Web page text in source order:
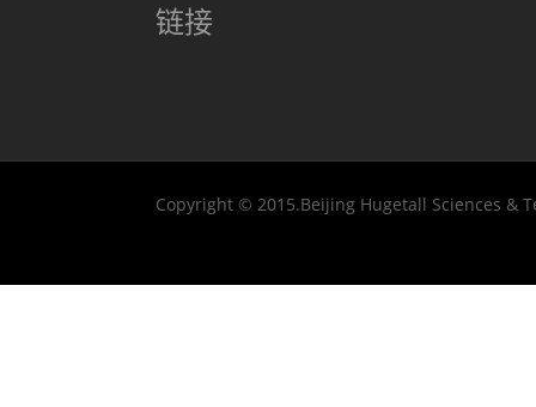
链接
Copyright © 2015.Beijing Hugetall Sciences